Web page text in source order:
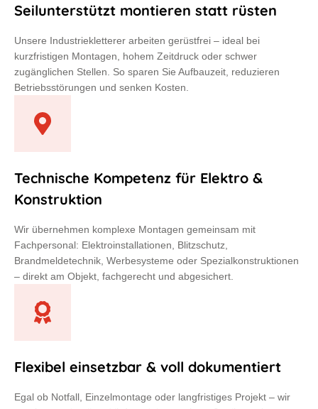
Seilunterstützt montieren statt rüsten
Unsere Industriekletterer arbeiten gerüstfrei – ideal bei
kurzfristigen Montagen, hohem Zeitdruck oder schwer
zugänglichen Stellen. So sparen Sie Aufbauzeit, reduzieren
Betriebsstörungen und senken Kosten.
Technische Kompetenz für Elektro &
Konstruktion
Wir übernehmen komplexe Montagen gemeinsam mit
Fachpersonal: Elektroinstallationen, Blitzschutz,
Brandmeldetechnik, Werbesysteme oder Spezialkonstruktionen
– direkt am Objekt, fachgerecht und abgesichert.
Flexibel einsetzbar & voll dokumentiert
Egal ob Notfall, Einzelmontage oder langfristiges Projekt – wir